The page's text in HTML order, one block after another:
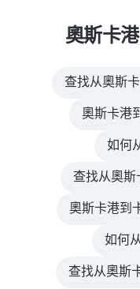
奧斯卡
查找从奧斯
奧斯卡港
如何
查找从奧
奧斯卡港到
如何
查找从奧斯